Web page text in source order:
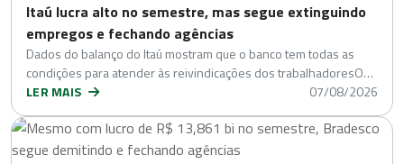
Itaú lucra alto no semestre, mas segue extinguindo
empregos e fechando agências
Dados do balanço do Itaú mostram que o banco tem todas as
condições para atender às reivindicações dos trabalhadoresO…
LER MAIS
07/08/2026